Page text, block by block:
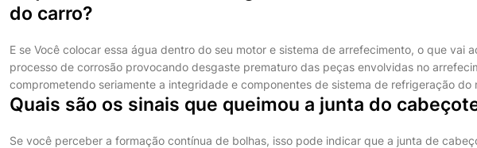
do carro?
E se Você colocar essa água dentro do seu motor e sistema de arrefecimento, o que vai
processo de corrosão provocando desgaste prematuro das peças envolvidas no
comprometendo seriamente a integridade e componentes de sistema de refrigeração do
Quais são os sinais que queimou a junta do
Se você perceber a formação contínua de bolhas, isso pode indicar que a junta de